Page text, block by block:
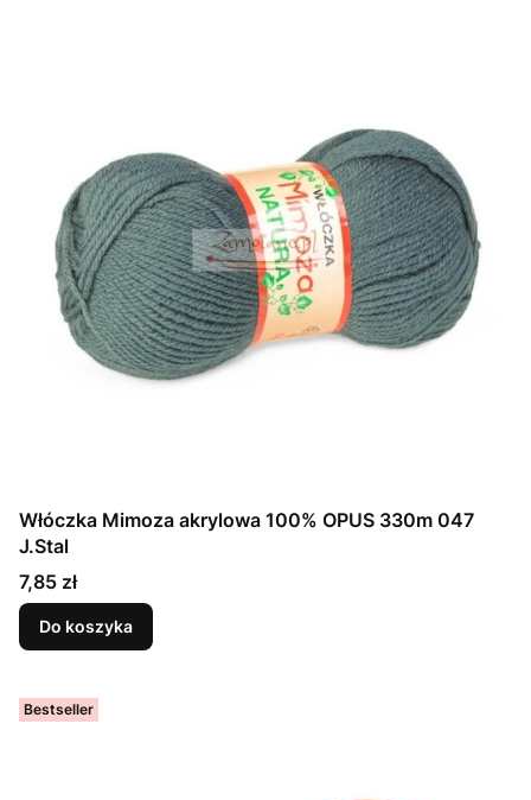
Włóczka Mimoza akrylowa 100% OPUS 330m 047
J.Stal
Cena
7,85 zł
Do koszyka
Bestseller